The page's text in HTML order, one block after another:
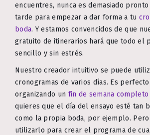
encuentres, nunca es demasiado pronto
tarde para empezar a dar forma a tu
boda. Y estamos convencidos de que
gratuito de itinerarios hará que todo el
sencillo y sin estrés.
Nuestro creador intuitivo se puede
cronogramas de varios días. Es
organizando un fin de semana
quieres que el día del ensayo esté tan
como la propia boda, por ejemplo.
utilizarlo para crear el programa de